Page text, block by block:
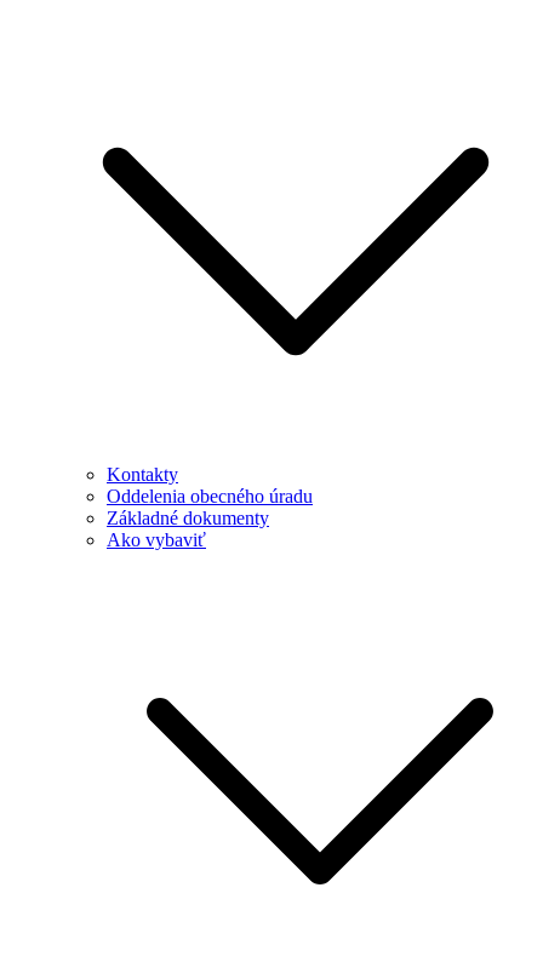
Kontakty
Oddelenia obecného úradu
Základné dokumenty
Ako vybaviť